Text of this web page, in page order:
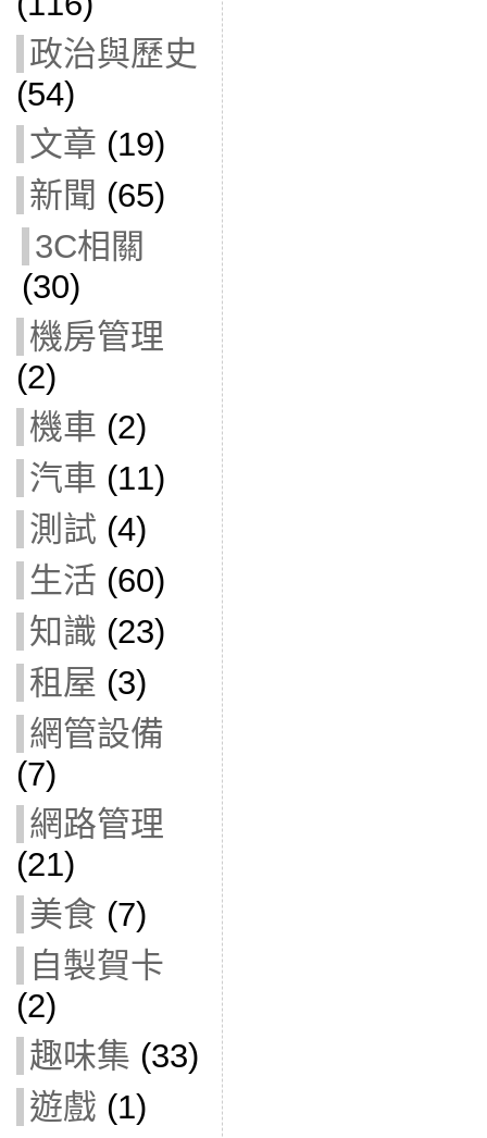
政治與歷史
(54)
文章 (19)
新聞 (65)
3C相關
(30)
機房管理
(2)
機車 (2)
汽車 (11)
測試 (4)
生活 (60)
知識 (23)
租屋 (3)
網管設備
(7)
網路管理
(21)
美食 (7)
自製賀卡
(2)
趣味集 (33)
遊戲 (1)